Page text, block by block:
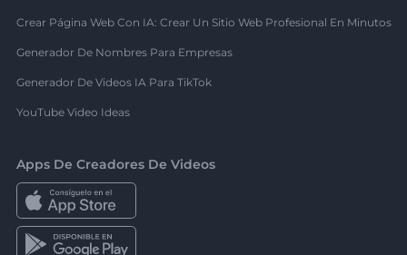
Crear Página Web Con IA: Crear Un Sitio Web Profesional En Minutos
Generador De Nombres Para Empresas
Generador De Videos IA Para TikTok
YouTube Video Ideas
Apps De Creadores De Videos